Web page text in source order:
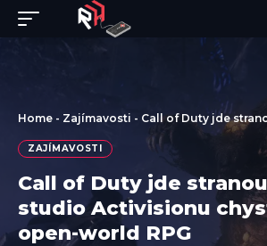
Home - Zajímavosti - Call of Duty jde stranou? Nové studio
ZAJÍMAVOSTI
Call of Duty jde
studio Activisionu
open-world RPG